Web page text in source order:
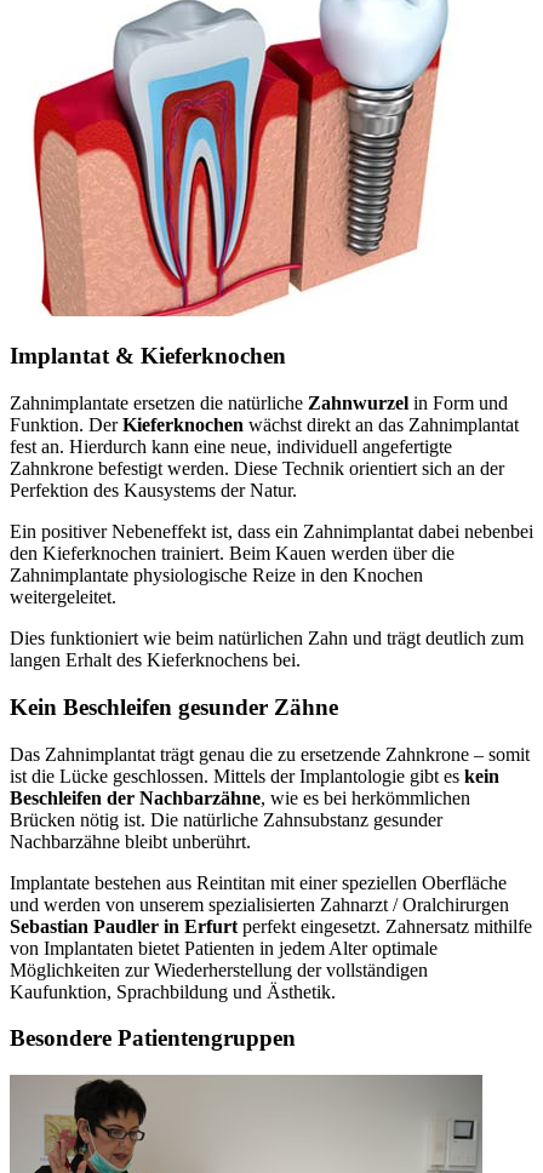
Implantat & Kieferknochen
Zahnimplantate ersetzen die natürliche Zahnwurzel in Form und
Funktion. DerKieferknochen wächst direkt an das Zahnimplantat
fest an. Hierdurch kann eine neue, individuell angefertigte
Zahnkrone befestigt werden. Diese Technik orientiert sich an der
Perfektion des Kausystems der Natur.
Ein positiver Nebeneffekt ist, dass ein Zahnimplantat dabei nebenbei
den Kieferknochen trainiert. Beim Kauen werden über die
Zahnimplantate physiologische Reize in den Knochen
weitergeleitet.
Dies funktioniert wie beim natürlichen Zahn und trägt deutlich zum
langen Erhalt des Kieferknochens bei.
Kein Beschleifen gesunder Zähne
Das Zahnimplantat trägt genau die zu ersetzende Zahnkrone – somit
ist die Lücke geschlossen. Mittels der Implantologie gibt es kein
Beschleifen der Nachbarzähne, wie es bei herkömmlichen
Brücken nötig ist. Die natürliche Zahnsubstanz gesunder
Nachbarzähne bleibt unberührt.
Implantate bestehen aus Reintitan mit einer speziellen Oberfläche
und werden von unserem spezialisierten Zahnarzt / Oralchirurgen
Sebastian Paudler in Erfurt perfekt eingesetzt. Zahnersatz mithilfe
von Implantaten bietet Patienten in jedem Alter optimale
Möglichkeiten zur Wiederherstellung der vollständigen
Kaufunktion, Sprachbildung und Ästhetik.
Besondere Patientengruppen